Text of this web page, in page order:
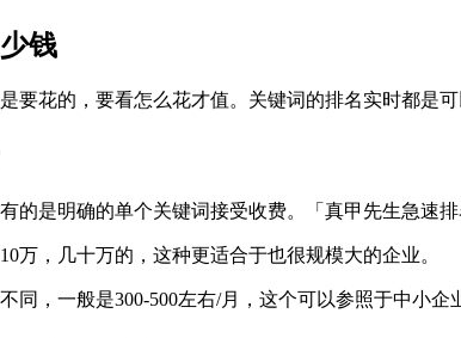
钱
要花的，要看怎么花才值。关键词的排名实时都是
的是明确的单个关键词接受收费。「真甲先生急速排
万，几十万的，这种更适合于也很规模大的企业。
同，一般是300-500左右/月，这个可以参照于中小企